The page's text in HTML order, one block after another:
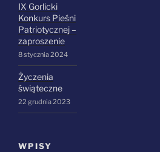
IX Gorlicki
Konkurs Pieśni
Patriotycznej –
zaproszenie
8 stycznia 2024
Życzenia
świąteczne
22 grudnia 2023
WPISY